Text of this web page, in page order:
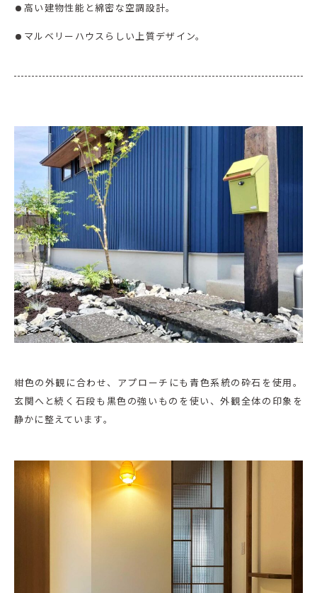
高い建物性能と綿密な空調設計。
マルベリーハウスらしい上質デザイン。
紺色の外観に合わせ、アプローチにも青色系統の砕石を使用。
玄関へと続く石段も黒色の強いものを使い、外観全体の印象を
静かに整えています。